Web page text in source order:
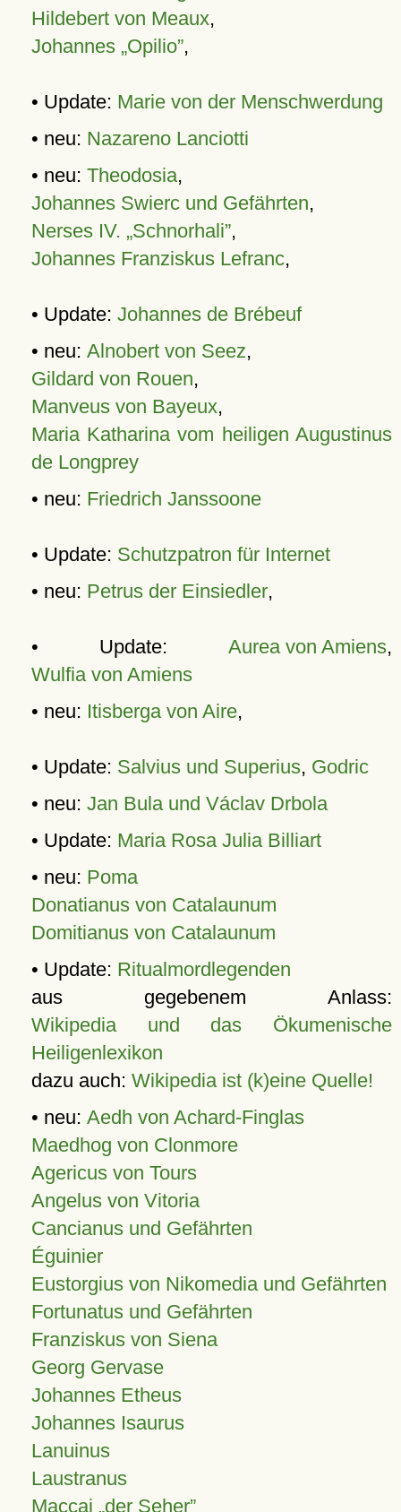
Hildebert von Meaux,
Johannes „Opilio”,
• Update: Marie von der Menschwerdung
• neu: Nazareno Lanciotti
• neu: Theodosia,
Johannes Swierc und Gefährten,
Nerses IV. „Schnorhali”,
Johannes Franziskus Lefranc,
• Update: Johannes de Brébeuf
• neu: Alnobert von Seez,
Gildard von Rouen,
Manveus von Bayeux,
Maria Katharina vom heiligen Augustinus
de Longprey
• neu: Friedrich Janssoone
• Update: Schutzpatron für Internet
• neu: Petrus der Einsiedler,
• Update: Aurea von Amiens,
Wulfia von Amiens
• neu: Itisberga von Aire,
• Update: Salvius und Superius, Godric
• neu: Jan Bula und Václav Drbola
• Update: Maria Rosa Julia Billiart
• neu: Poma
Donatianus von Catalaunum
Domitianus von Catalaunum
• Update: Ritualmordlegenden
aus gegebenem Anlass:
Wikipedia und das Ökumenische
Heiligenlexikon
dazu auch: Wikipedia ist (k)eine Quelle!
• neu: Aedh von Achard-Finglas
Maedhog von Clonmore
Agericus von Tours
Angelus von Vitoria
Cancianus und Gefährten
Éguinier
Eustorgius von Nikomedia und Gefährten
Fortunatus und Gefährten
Franziskus von Siena
Georg Gervase
Johannes Etheus
Johannes Isaurus
Lanuinus
Laustranus
Maccai „der Seher”